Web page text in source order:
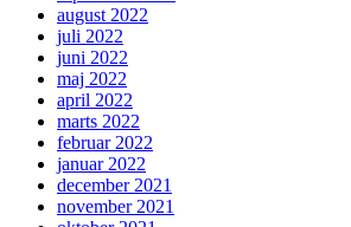
august 2022
juli 2022
juni 2022
maj 2022
april 2022
marts 2022
februar 2022
januar 2022
december 2021
november 2021